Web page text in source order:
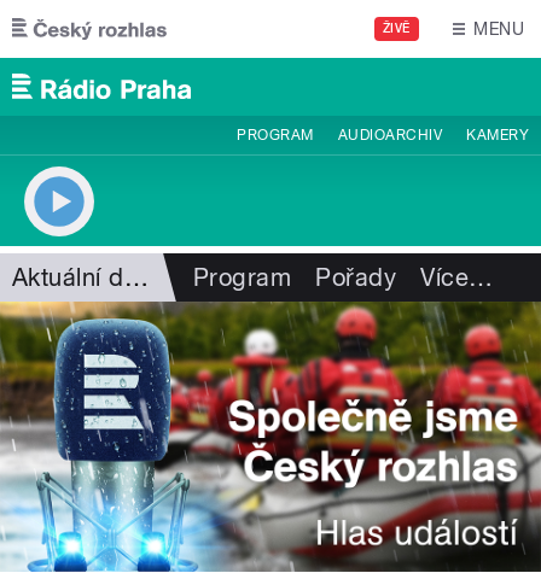
Přejít k hlavnímu obsahu
ŽIVĚ MENU
PROGRAM AUDIOARCHIV KAMERY
Aktuální dění Program Pořady Více…